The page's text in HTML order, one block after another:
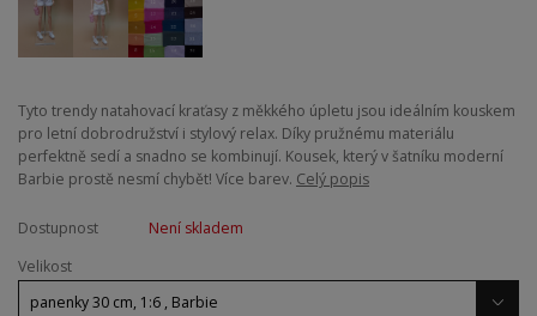
Tyto trendy natahovací kraťasy z měkkého úpletu jsou ideálním kouskem
pro letní dobrodružství i stylový relax. Díky pružnému materiálu
perfektně sedí a snadno se kombinují. Kousek, který v šatníku moderní
Barbie prostě nesmí chybět! Více barev. Celý popis
Dostupnost
Není skladem
Velikost